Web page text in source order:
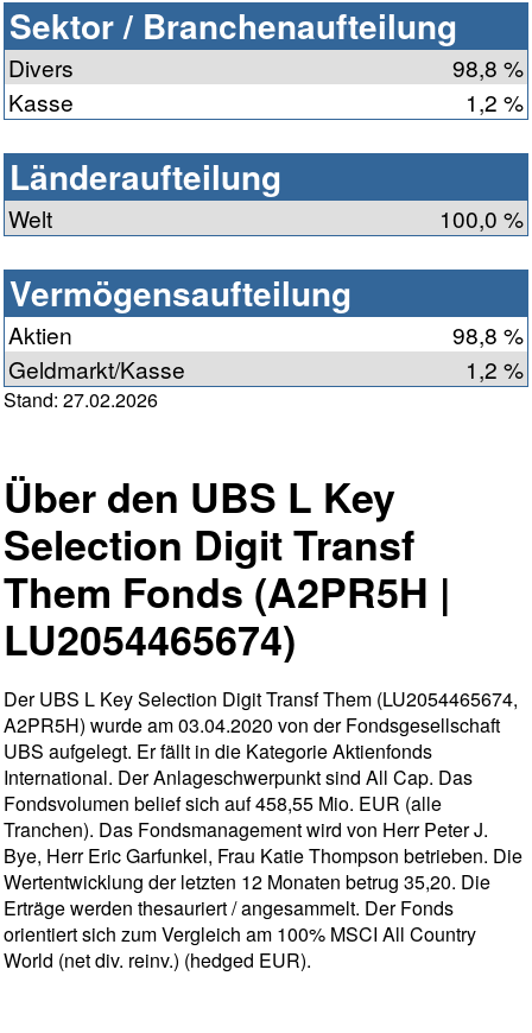
Sektor / Branchenaufteilung
Divers
98,8 %
Kasse
1,2 %
Länderaufteilung
Welt 100,0 %
Vermögensaufteilung
Aktien
98,8 %
Geldmarkt/Kasse
1,2 %
Stand: 27.02.2026
Über den UBS L Key
Selection Digit Transf
Them Fonds (A2PR5H |
LU2054465674)
Der UBS L Key Selection Digit Transf Them (LU2054465674,
A2PR5H) wurde am 03.04.2020 von der Fondsgesellschaft
UBS aufgelegt. Er fällt in die Kategorie Aktienfonds
International. Der Anlageschwerpunkt sind All Cap. Das
Fondsvolumen belief sich auf 458,55 Mio. EUR (alle
Tranchen). Das Fondsmanagement wird von Herr Peter J.
Bye, Herr Eric Garfunkel, Frau Katie Thompson betrieben. Die
Wertentwicklung der letzten 12 Monaten betrug 35,20. Die
Erträge werden thesauriert / angesammelt. Der Fonds
orientiert sich zum Vergleich am 100% MSCI All Country
World (net div. reinv.) (hedged EUR).